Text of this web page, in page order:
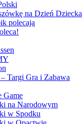
na Dzień Dziecka
polecają
Targi Gra i Zabawa
Game
na Narodowym
w Spodku